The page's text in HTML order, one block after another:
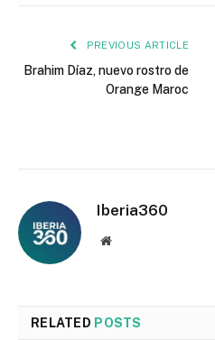
PREVIOUS ARTICLE
Brahim Díaz, nuevo rostro de
Orange Maroc
Iberia360
Website
RELATED POSTS